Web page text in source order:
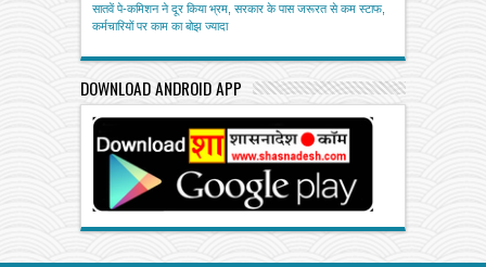
सातवें पे-कमिशन ने दूर किया भ्रम, सरकार के पास जरूरत से कम स्टाफ,
कर्मचारियों पर काम का बोझ ज्यादा
DOWNLOAD ANDROID APP